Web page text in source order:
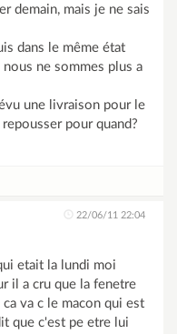
demain, mais je ne sais
dans le même état
ne sommes plus a
une livraison pour le
pour quand?
22/06/11 22:04
etait la lundi moi
il a cru que la fenetre
va c le macon qui est
que c'est pe etre lui